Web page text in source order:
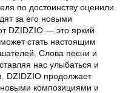
по достоинству оценили
за его новыми
DZIDZIO — это яркий
стать настоящим
Слова песни и
нас улыбаться и
DZIDZIO продолжает
новыми композициями и